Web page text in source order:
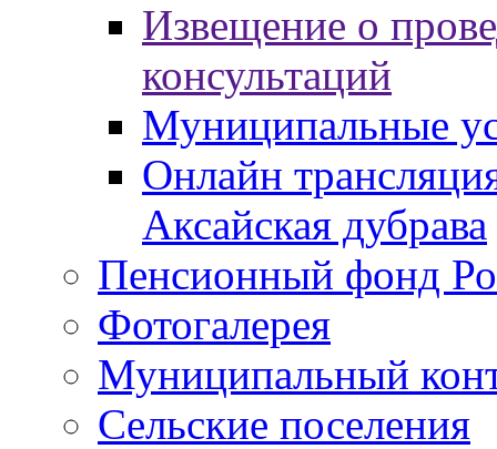
Извещение о
консультаций
Муниципальные
Онлайн
Аксайская дубрава
Пенсионный фонд
Фотогалерея
Муниципальный
Сельские поселения